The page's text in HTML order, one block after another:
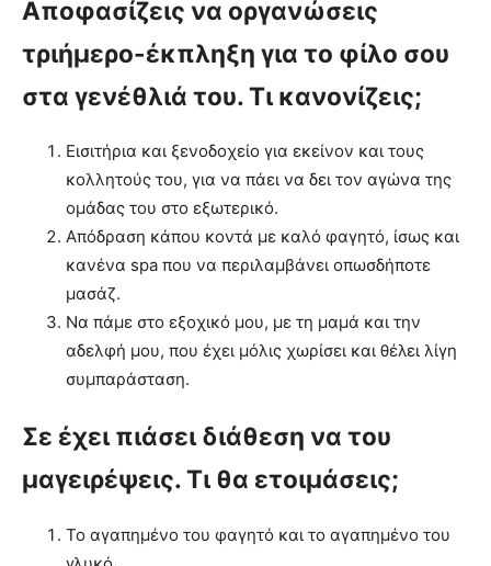
Αποφασίζεις να οργανώσεις
τριήμερο-έκπληξη για το φίλο σου
στα γενέθλιά του. Τι κανονίζεις;
Εισιτήρια και ξενοδοχείο για εκείνον και τους
κολλητούς του, για να πάει να δει τον αγώνα της
ομάδας του στο εξωτερικό.
Απόδραση κάπου κοντά με καλό φαγητό, ίσως και
κανένα spa που να περιλαμβάνει οπωσδήποτε
μασάζ.
Να πάμε στο εξοχικό μου, με τη μαμά και την
αδελφή μου, που έχει μόλις χωρίσει και θέλει λίγη
συμπαράσταση.
Σε έχει πιάσει διάθεση να του
μαγειρέψεις. Τι θα ετοιμάσεις;
Το αγαπημένο του φαγητό και το αγαπημένο του